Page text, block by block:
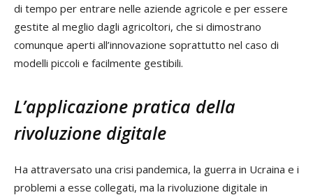
di tempo per entrare nelle aziende agricole e per essere
gestite al meglio dagli agricoltori, che si dimostrano
comunque aperti all’innovazione soprattutto nel caso di
modelli piccoli e facilmente gestibili.
L’applicazione pratica della
rivoluzione digitale
Ha attraversato una crisi pandemica, la guerra in Ucraina e i
problemi a esse collegati, ma la rivoluzione digitale in